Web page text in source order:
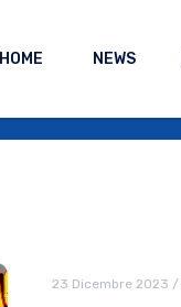
HOME NEWS
23 Dicembre 2023 /